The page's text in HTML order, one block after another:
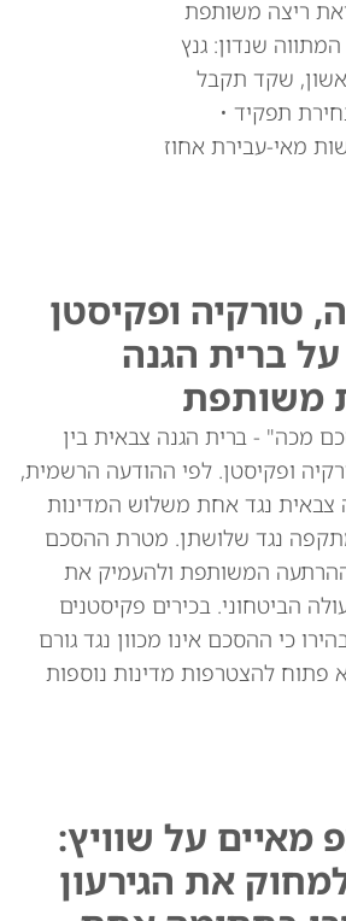
ריצה משותפת
שנדון: גנץ
שקד תקבל
תפקיד •
מאי-עבירת אחוז
טורקיה ופקיסטן
ברית הגנה
משותפת
מכה" - ברית הגנה צבאית בין
ופקיסטן. לפי ההודעה הרשמית,
נגד אחת משלוש המדינות
נגד שלושתן. מטרת ההסכם
המשותפת ולהעמיק את
הביטחוני. בכירים פקיסטנים
כי ההסכם אינו מכוון נגד גורם
פתוח להצטרפות מדינות נוספות
מאיים על שוויץ:
את הגירעון